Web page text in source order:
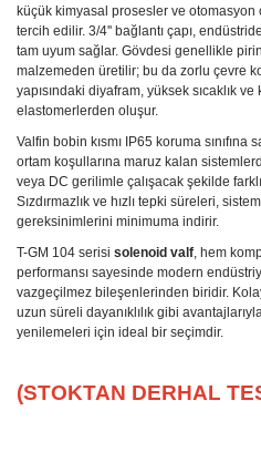
küçük kimyasal prosesler ve
tercih edilir. 3/4'' bağlantı çapı,
tam uyum sağlar. Gövdesi genellikle
malzemeden üretilir; bu da zorlu çevre
yapısındaki diyafram, yüksek sıcaklık
elastomerlerden oluşur.
Valfin bobin kısmı IP65 koruma sınıfına
ortam koşullarına maruz kalan
veya DC gerilimle çalışacak şekilde
Sızdırmazlık ve hızlı tepki süreleri,
gereksinimlerini minimuma indirir.
T-GM 104 serisi solenoid valf, hem
performansı sayesinde modern
vazgeçilmez bileşenlerinden biridir.
uzun süreli dayanıklılık gibi
yenilemeleri için ideal bir seçimdir.
(STOKTAN DERHAL